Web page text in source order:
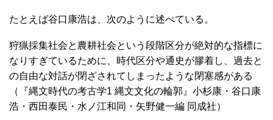
たとえば谷口康浩は、次のように述べている。
狩猟採集社会と農耕社会という段階区分が絶対的な指標に
なりすぎているために、時代区分や通史が膠着し、過去と
の自由な対話が閉ざされてしまったような閉塞感がある
（『縄文時代の考古学1 縄文文化の輪郭』小杉康・谷口康
浩・西田泰民・水ノ江和同・矢野健一編 同成社）